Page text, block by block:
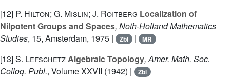
[12] P. Hilton; G. Mislin; J. Roitberg Localization of
Nilpotent Groups and Spaces, Noth-Holland Mathematics
Studies, 15, Amsterdam, 1975 | Zbl | MR
[13]S. LefschetzAlgebraic Topology, Amer. Math. Soc.
Colloq. Publ., Volume XXVII (1942) | Zbl